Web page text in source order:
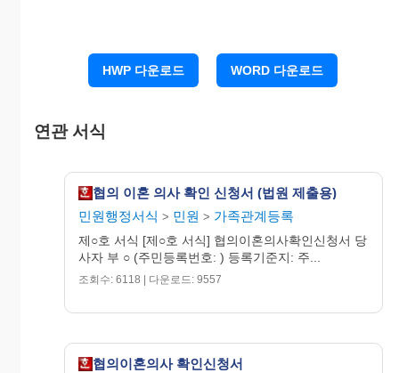
O월 O일
O O O (인)
OO가정법원 귀중
HWP 다운로드 WORD 다운로드
연관 서식
협의 이혼 의사 확인 신청서 (법원 제출용)
민원행정서식 > 민원 > 가족관계등록
제○호 서식 [제○호 서식] 협의이혼의사확인신청서 당
사자 부 ○ (주민등록번호: ) 등록기준지: 주...
조회수: 6118 | 다운로드: 9557
협의이혼의사 확인신청서